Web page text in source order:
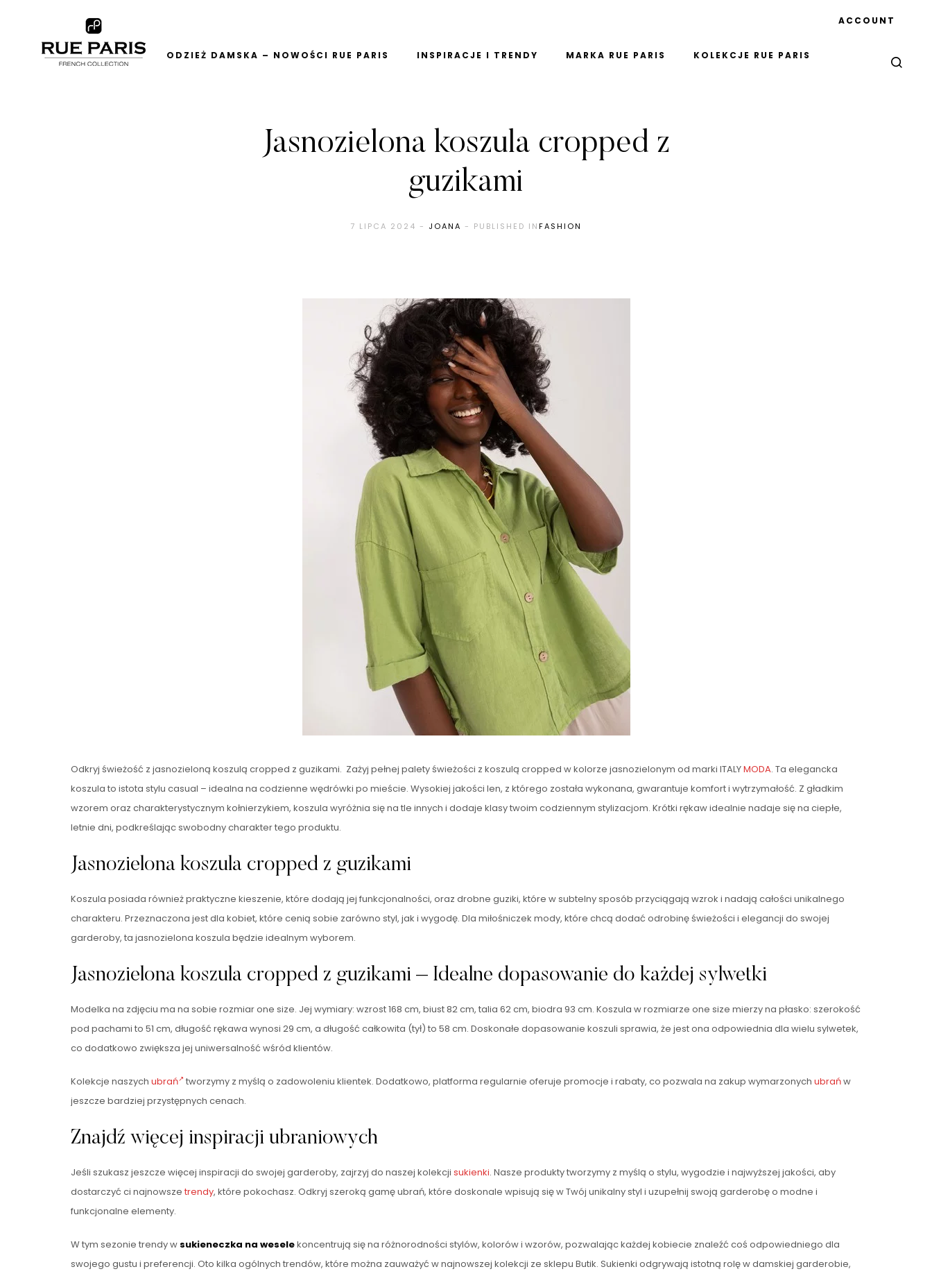
ODZIEŻ DAMSKA – NOWOŚCI RUE PARIS INSPIRACJE I TRENDY MARKA RUE PARIS KOLEKCJE RUE PARIS
ACCOUNT
Jasnozielona koszula cropped z
guzikami
7 LIPCA 2024 - JOANA - PUBLISHED INFASHION
Odkryj świeżość z jasnozieloną koszulą cropped z guzikami. Zażyj pełnej palety świeżości z koszulą cropped w kolorze jasnozielonym od marki ITALYMODA. Ta elegancka
koszula to istota stylu casual – idealna na codzienne wędrówki po mieście. Wysokiej jakości len, z którego została wykonana, gwarantuje komfort i wytrzymałość. Z gładkim
wzorem oraz charakterystycznym kołnierzykiem, koszula wyróżnia się na tle innych i dodaje klasy twoim codziennym stylizacjom. Krótki rękaw idealnie nadaje się na ciepłe,
letnie dni, podkreślając swobodny charakter tego produktu.
Jasnozielona koszula cropped z guzikami
Koszula posiada również praktyczne kieszenie, które dodają jej funkcjonalności, oraz drobne guziki, które w subtelny sposób przyciągają wzrok i nadają całości unikalnego
charakteru. Przeznaczona jest dla kobiet, które cenią sobie zarówno styl, jak i wygodę. Dla miłośniczek mody, które chcą dodać odrobinę świeżości i elegancji do swojej
garderoby, ta jasnozielona koszula będzie idealnym wyborem.
Jasnozielona koszula cropped z guzikami – Idealne dopasowanie do każdej sylwetki
Modelka na zdjęciu ma na sobie rozmiar one size. Jej wymiary: wzrost 168 cm, biust 82 cm, talia 62 cm, biodra 93 cm. Koszula w rozmiarze one size mierzy na płasko: szerokość
pod pachami to 51 cm, długość rękawa wynosi 29 cm, a długość całkowita (tył) to 58 cm. Doskonałe dopasowanie koszuli sprawia, że jest ona odpowiednia dla wielu sylwetek,
co dodatkowo zwiększa jej uniwersalność wśród klientów.
Kolekcje naszych ubrań tworzymy z myślą o zadowoleniu klientek. Dodatkowo, platforma regularnie oferuje promocje i rabaty, co pozwala na zakup wymarzonych ubrańw
jeszcze bardziej przystępnych cenach.
Znajdź więcej inspiracji ubraniowych
Jeśli szukasz jeszcze więcej inspiracji do swojej garderoby, zajrzyj do naszej kolekcji sukienki. Nasze produkty tworzymy z myślą o stylu, wygodzie i najwyższej jakości, aby
dostarczyć ci najnowsze trendy, które pokochasz. Odkryj szeroką gamę ubrań, które doskonale wpisują się w Twój unikalny styl i uzupełnij swoją garderobę o modne i
funkcjonalne elementy.
W tym sezonie trendy w sukieneczka na weselekoncentrują się na różnorodności stylów, kolorów i wzorów, pozwalając każdej kobiecie znaleźć coś odpowiedniego dla
swojego gustu i preferencji. Oto kilka ogólnych trendów, które można zauważyć w najnowszej kolekcji ze sklepu Butik. Sukienki odgrywają istotną rolę w damskiej garderobie,